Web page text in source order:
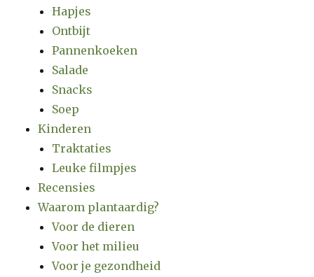
Hapjes
Ontbijt
Pannenkoeken
Salade
Snacks
Soep
Kinderen
Traktaties
Leuke filmpjes
Recensies
Waarom plantaardig?
Voor de dieren
Voor het milieu
Voor je gezondheid